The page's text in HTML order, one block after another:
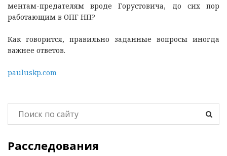
ментам-предателям вроде Горустовича, до сих пор
работающим в ОПГ НП?
Как говорится, правильно заданные вопросы иногда
важнее ответов.
pauluskp.com
Расследования